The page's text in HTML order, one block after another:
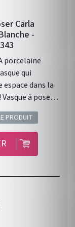
Carla
-
porcelaine
qui
dans la
ni bonde
clac
Ø 360
Finition :
PRODUIT